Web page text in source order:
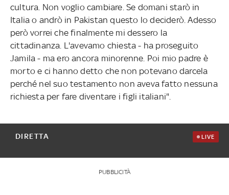
cultura. Non voglio cambiare. Se domani starò in
Italia o andrò in Pakistan questo lo deciderò. Adesso
però vorrei che finalmente mi dessero la
cittadinanza. L'avevamo chiesta - ha proseguito
Jamila - ma ero ancora minorenne. Poi mio padre è
morto e ci hanno detto che non potevano darcela
perché nel suo testamento non aveva fatto nessuna
richiesta per fare diventare i figli italiani".
DIRETTA LIVE
PUBBLICITÀ